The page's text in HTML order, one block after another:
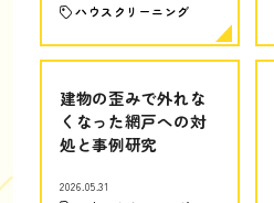
ハウスクリーニング
建物の歪みで外れな
くなった網戸への対
処と事例研究
2026.05.31